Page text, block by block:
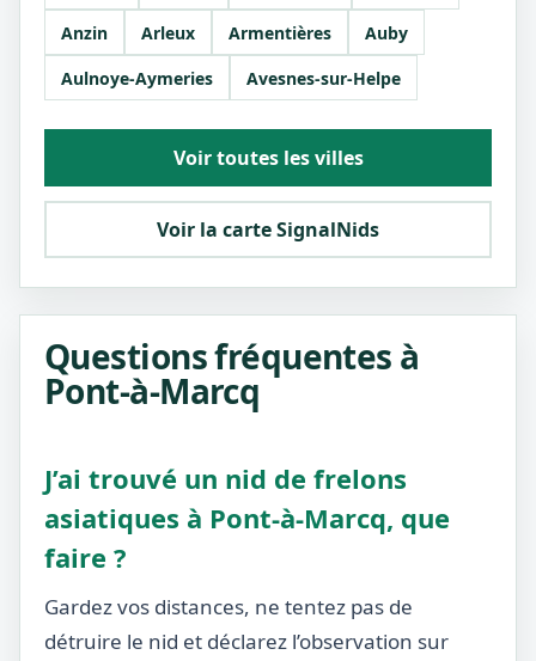
Anzin
Arleux Armentières
Auby
Aulnoye-Aymeries
Avesnes-sur-Helpe
Voir toutes les villes
Voir la carte SignalNids
Questions fréquentes à
Pont-à-Marcq
J’ai trouvé un nid de frelons
asiatiques à Pont-à-Marcq, que
faire ?
Gardez vos distances, ne tentez pas de
détruire le nid et déclarez l’observation sur